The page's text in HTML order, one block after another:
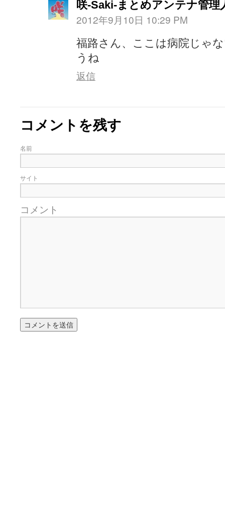
咲-Saki-まとめアンテナ管理
2012年9月10日 10:29 PM
福路さん、ここは病院じゃ
うね
返信
コメントを残す
名前
サイト
コメント